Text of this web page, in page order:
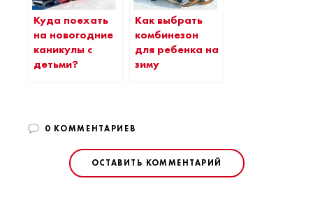
Куда поехать
на новогодние
каникулы с
детьми?
Как выбрать
комбинезон
для ребенка на
зиму
0 КОММЕНТАРИЕВ
ОСТАВИТЬ КОММЕНТАРИЙ